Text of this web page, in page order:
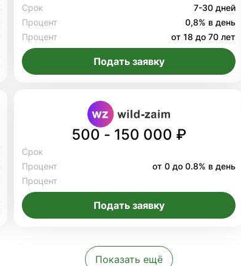
Срок
7-30 дней
Процент
0,8% в день
Процент
от 18 до 70 лет
Подать заявку
500 - 150 000 ₽
Срок
Процент
от 0 до 0.8% в день
Процент
Подать заявку
Показать ещё